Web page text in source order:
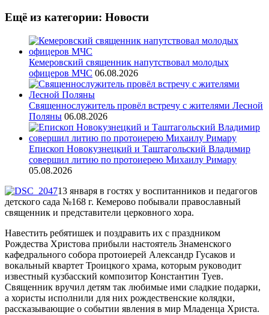
Ещё из категории: Новости
Кемеровский священник напутствовал молодых
офицеров МЧС 06.08.2026
Священнослужитель провёл встречу с жителями Лесной
Поляны 06.08.2026
Епископ Новокузнецкий и Таштагольский Владимир
совершил литию по протоиерею Михаилу Римару
05.08.2026
13 января в гостях у воспитанников и педагогов
детского сада №168 г. Кемерово побывали православный
священник и представители церковного хора.
Навестить ребятишек и поздравить их с праздником
Рождества Христова прибыли настоятель Знаменского
кафедрального собора протоиерей Александр Гусаков и
вокальный квартет Троицкого храма, которым руководит
известный кузбасский композитор Константин Туев.
Священник вручил детям так любимые ими сладкие подарки,
а хористы исполнили для них рождественские колядки,
рассказывающие о событии явления в мир Младенца Христа.